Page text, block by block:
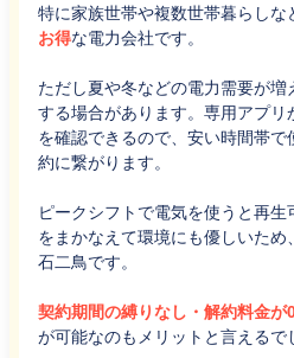
特に家族世帯や複数世帯暮らしな
お得な電力会社です。
ただし夏や冬などの電力需要が
する場合があります。専用アプリ
を確認できるので、安い時間帯
約に繋がります。
ピークシフトで電気を使うと再
をまかなえて環境にも優しいた
石二鳥です。
契約期間の縛りなし・解約料金が
が可能なのもメリットと言えるで